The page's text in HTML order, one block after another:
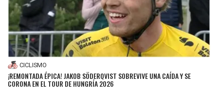
CICLISMO
¡REMONTADA ÉPICA! JAKOB SÖDERQVIST SOBREVIVE UNA CAÍDA Y SE
CORONA EN EL TOUR DE HUNGRÍA 2026